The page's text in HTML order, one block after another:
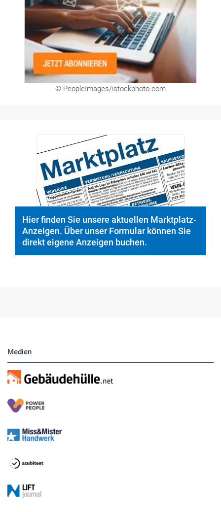
© PeopleImages/istockphoto.com
Hier finden Sie unsere aktuellen Marktplatz-
Anzeigen. Über unser Formular können Sie
direkt eigene Anzeigen buchen.
Medien